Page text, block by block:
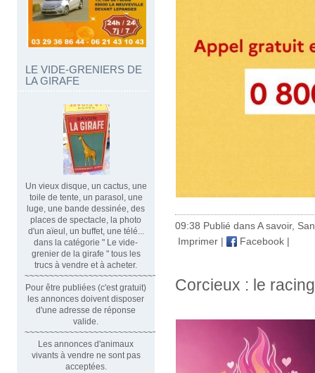
LE VIDE-GRENIERS DE
LA GIRAFE
Un vieux disque, un cactus, une
toile de tente, un parasol, une
luge, une bande dessinée, des
places de spectacle, la photo
d'un aïeul, un buffet, une télé...
dans la catégorie " Le vide-
grenier de la girafe " tous les
trucs à vendre et à acheter.
~~~~~~~~~~~~~~~~~~~~~~~~~~~~~~
Pour être publiées (c'est gratuit)
les annonces doivent disposer
d'une adresse de réponse
valide.
~~~~~~~~~~~~~~~~~~~~~~~~~~~~~~~~
Les annonces d'animaux
vivants à vendre ne sont pas
acceptées.
09:38 Publié dansA savoir,
Imprimer | Facebook |
Corcieux : le